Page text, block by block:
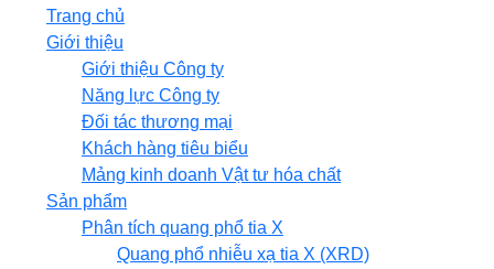
Trang chủ
Giới thiệu
Giới thiệu Công ty
Năng lực Công ty
Đối tác thương mại
Khách hàng tiêu biểu
Mảng kinh doanh Vật tư hóa chất
Sản phẩm
Phân tích quang phổ tia X
Quang phổ nhiễu xạ tia X (XRD)